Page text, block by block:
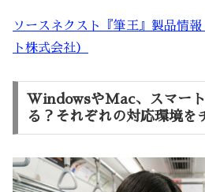
ソースネクスト『筆王』製品情
ト株式会社）
WindowsやMac、スマー
る？それぞれの対応環境を